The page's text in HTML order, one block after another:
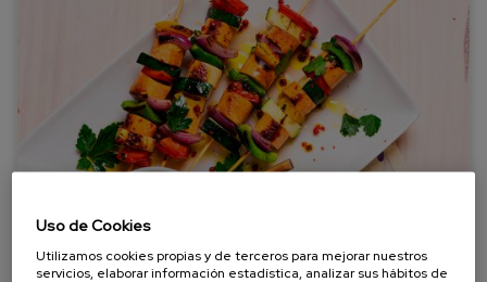
Uso de Cookies
Utilizamos cookies propias y de terceros para mejorar nuestros
servicios, elaborar información estadística, analizar sus hábitos de